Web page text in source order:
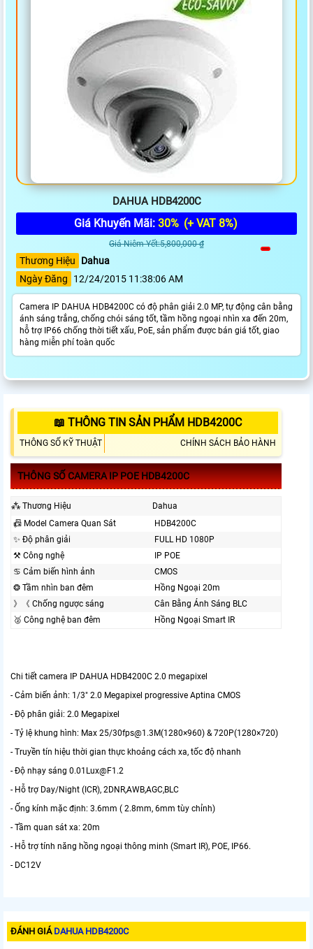
DAHUA HDB4200C
Giá Khuyến Mãi: 30% (+ VAT 8%)
Giá Niêm Yết:5,800,000 ₫
Thương Hiệu
Dahua
Ngày Đăng
12/24/2015 11:38:06 AM
Camera IP DAHUA HDB4200C có độ phân giải 2.0 MP, tự động cân bằng
ánh sáng trắng, chống chói sáng tốt, tầm hồng ngoại nhìn xa đến 20m,
hỗ trợ IP66 chống thời tiết xấu, PoE, sản phẩm được bán giá tốt, giao
hàng miễn phí toàn quốc
📖 THÔNG TIN SẢN PHẨM HDB4200C
THÔNG SỐ KỸ THUẬT CHÍNH SÁCH BẢO HÀNH
THÔNG SỐ CAMERA IP POE HDB4200C
⁂ Thương Hiệu
Dahua
📠 Model Camera Quan Sát
HDB4200C
✨ Độ phân giải
FULL HD 1080P
⚒ Công nghệ
IP POE
♋ Cảm biến hình ảnh
CMOS
❂ Tầm nhìn ban đêm
Hồng Ngoại 20m
》《 Chống ngược sáng
Cân Bằng Ánh Sáng BLC
🥈️ Công nghệ ban đêm
Hồng Ngoại Smart IR
Chi tiết camera IP DAHUA HDB4200C 2.0 megapixel
- Cảm biến ảnh: 1/3" 2.0 Megapixel progressive Aptina CMOS
- Độ phân giải: 2.0 Megapixel
- Tỷ lệ khung hình: Max 25/30fps@1.3M(1280×960) & 720P(1280×720)
- Truyền tín hiệu thời gian thực khoảng cách xa, tốc độ nhanh
- Độ nhạy sáng 0.01Lux@F1.2
- Hỗ trợ Day/Night (ICR), 2DNR,AWB,AGC,BLC
- Ống kính mặc định: 3.6mm ( 2.8mm, 6mm tùy chỉnh)
- Tầm quan sát xa: 20m
- Hỗ trợ tính năng hồng ngoại thông minh (Smart IR), POE, IP66.
- DC12V
ĐÁNH GIÁ DAHUA HDB4200C